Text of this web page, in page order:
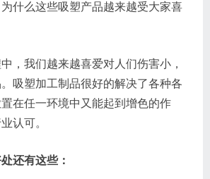
什么这些吸塑产品越来越受大家喜
我们越来越喜爱对人们伤害小，
吸塑加工制品很好的解决了各种各
在任一环境中又能起到增色的作
认可。
还有这些：